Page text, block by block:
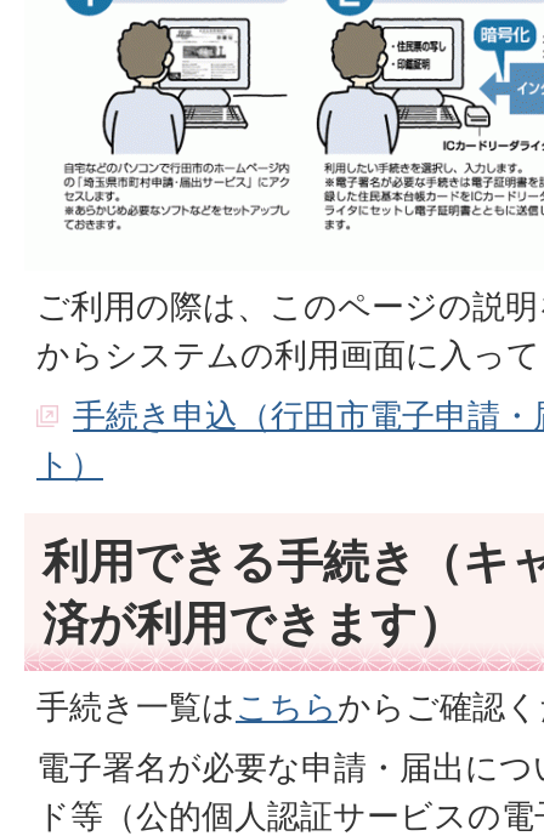
ご利用の際は、このページの説
からシステムの利用画面に入っ
手続き申込（行田市電子申請
ト）
利用できる手続き（キ
済が利用できます）
手続き一覧はこちらからご確認
電子署名が必要な申請・届出に
ド等（公的個人認証サービスの